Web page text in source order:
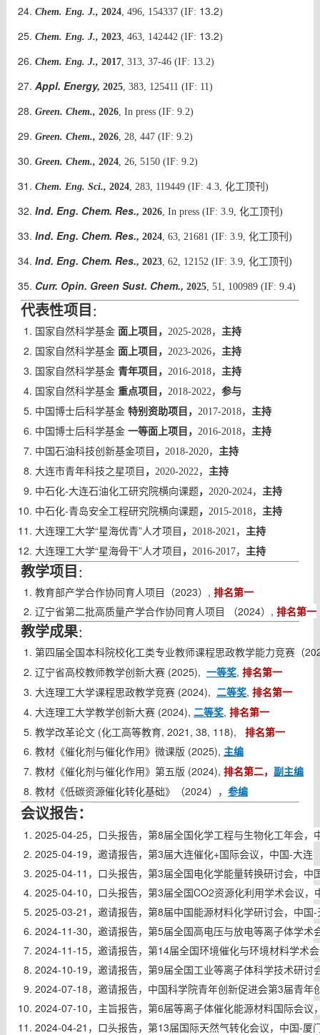
Chem. Eng. J., 2024, 496, 154337 (IF: 13.2)
Chem. Eng. J., 2023, 463, 142442 (IF: 13.2)
Chem. Eng. J., 2017, 313, 37-46 (IF: 13.2)
Appl. Energy, 2025, 383, 125411 (IF: 11)
Green. Chem., 2026, In press(IF: 9.2)
Green. Chem., 2026, 28, 447(IF: 9.2)
Green. Chem., 2024, 26, 5150(IF: 9.2)
Chem. Eng. Sci., 2024, 283, 119449 (IF: 4.3, 化工顶刊 )
Ind. Eng. Chem. Res., 2026, In press (IF: 3.9, 化工顶刊)
Ind. Eng. Chem. Res., 2024, 63, 21681 (IF: 3.9, 化工顶刊 )
Ind. Eng. Chem. Res., 2023, 62, 12152 (IF: 3.9, 化工顶刊)
Curr. Opin. Green Sust. Chem., 2025, 51, 100989 (IF: 9.4)
代表性项目 ：
国家自然科学基金面上项目， 2025-2028， 主持
国家自然科学基金面上项目， 2023-2026， 主持
国家自然科学基金青年项目， 2016-2018， 主持
国家自然科学基金重点项目， 2018-2022， 参与
中国博士后科学基金特别资助项目， 2017-2018， 主持
中国博士后科学基金一等面上项目， 2016-2018， 主持
中国石油科技创新基金项目 ， 2018-2020， 主持
大连市青年科技之星项目 ， 2020-2022， 主持
中石化-大连石油化工研究院横向课题， 2020-2024， 主持
中石化-青岛安全工程研究院横向课题， 2015-2018， 主持
大连理工大学“星海优青”人才项目 ， 2018-2021， 主持
大连理工大学“星海骨干”人才项目 ， 2016-2017， 主持
教学项目 ：
教育部产学合作协同育人项目（2023）, 排名第一
辽宁省第二批高质量产学合作协同育人项目
（2024）, 排名第一
教学成果：
第四届全国本科院校化工类专业教师课程思政教学能力竞赛（
辽宁省高校教师教学创新大赛 (2025), 一等奖, 排名第一
大连理工大学课程思政教学竞赛 (2024), 二等奖, 排名第一
大连理工大学教学创新大赛 (2024), 二等奖, 排名第一
教学改革论文 (化工高等教育, 2021, 38, 118), 排名第一
教材《催化剂与催化作用》微课版 (2025), 主编
教材《催化剂与催化作用》第五版 (2024), 排名第二， 副主编
教材《低碳资源催化转化基础》（2024）， 参编
会议报告：
2025-04-25，口头报告，第8届全国化学工程与生物化工年会，
2025-04-19，邀请报告，第3届大连催化+国际会议，中国-大连
2025-04-11， 口头报告， 第3届全国电化学能量转换研讨会，中
2025-04-10， 口头报告， 第3届全国CO2资源化利用学术会议，
2025-03-21， 邀请报告， 第8届中国能源材料化学研讨会，中国-
2024-11-30， 邀请报告， 第5届全国高电压与放电等离子体学术
2024-11-15， 邀请报告， 第14届全国环境催化与环境材料学术
2024-10-19， 邀请报告， 第9届全国工业等离子体科学技术研讨
2024-07-18， 邀请报告， 中国科学院青年创新促进会第3届青年
2024-07-10， 主旨报告， 第6届等离子体催化能源材料国际会议
2024-04-21， 口头报告， 第13届国际天然气转化会议，中国-厦